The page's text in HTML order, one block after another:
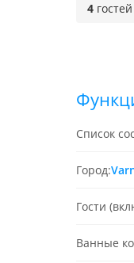
4
Список
Город:
Гости
Ванные